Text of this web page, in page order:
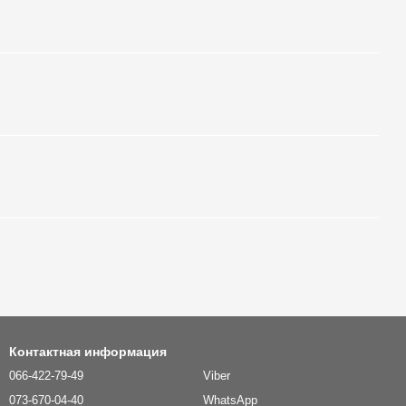
Контактная информация
066-422-79-49
073-670-04-40
Viber
WhatsApp